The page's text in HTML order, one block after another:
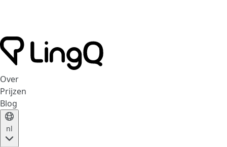
Over
Prijzen
Blog
nl